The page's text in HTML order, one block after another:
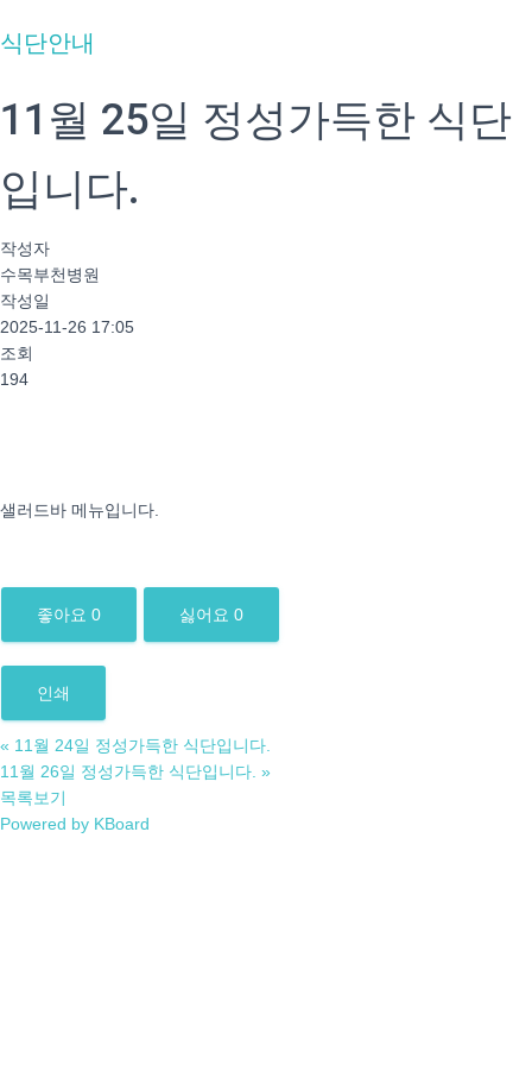
식단안내
11월 25일 정성가득한 식단
입니다.
작성자
수목부천병원
작성일
2025-11-26 17:05
조회
194
샐러드바 메뉴입니다.
좋아요 0 싫어요 0
인쇄
« 11월 24일 정성가득한 식단입니다.
11월 26일 정성가득한 식단입니다. »
목록보기
Powered by KBoard